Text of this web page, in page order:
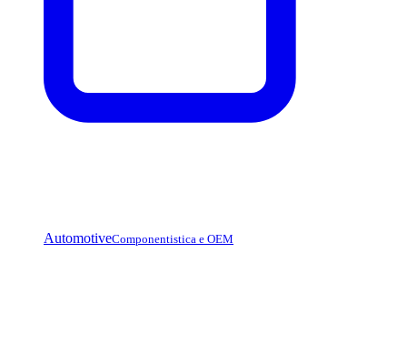
AutomotiveComponentistica e OEM